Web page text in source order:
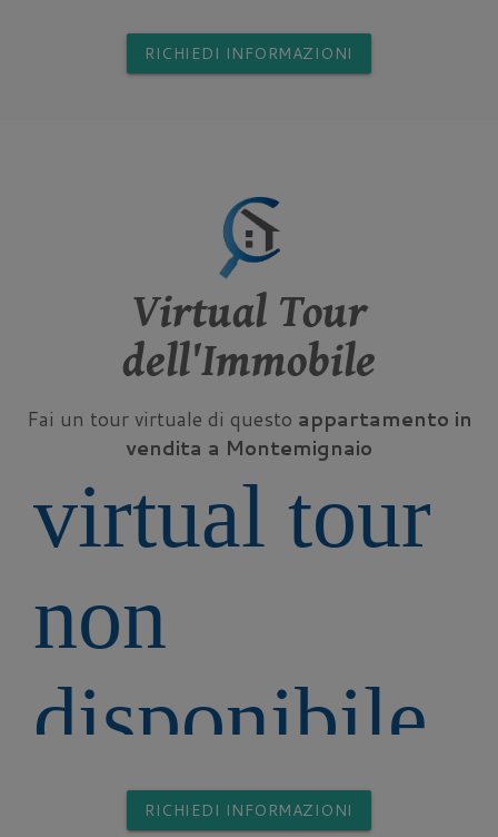
RICHIEDI INFORMAZIONI
Virtual Tour
dell'Immobile
Fai un tour virtuale di questo appartamento in
vendita a Montemignaio
RICHIEDI INFORMAZIONI